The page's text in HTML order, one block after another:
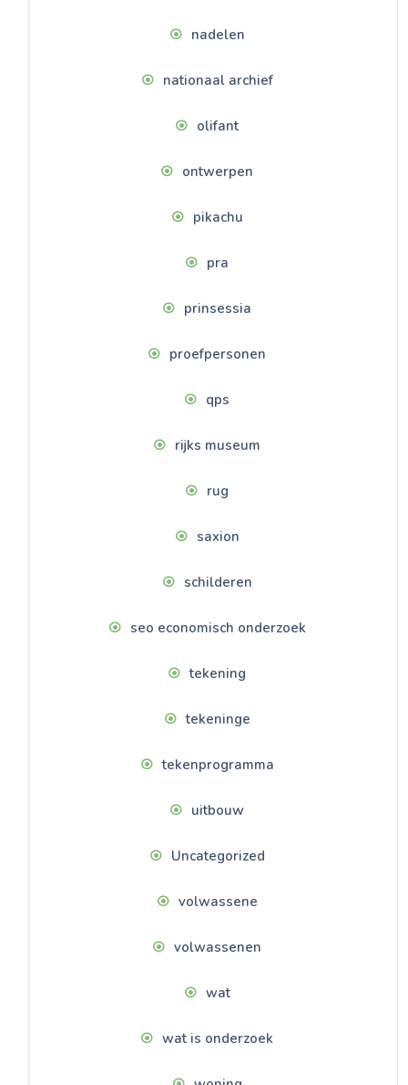
nadelen
nationaal archief
olifant
ontwerpen
pikachu
pra
prinsessia
proefpersonen
qps
rijks museum
rug
saxion
schilderen
seo economisch onderzoek
tekening
tekeninge
tekenprogramma
uitbouw
Uncategorized
volwassene
volwassenen
wat
wat is onderzoek